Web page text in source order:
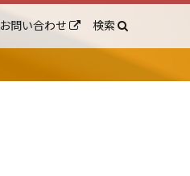
お問い合わせ 検索